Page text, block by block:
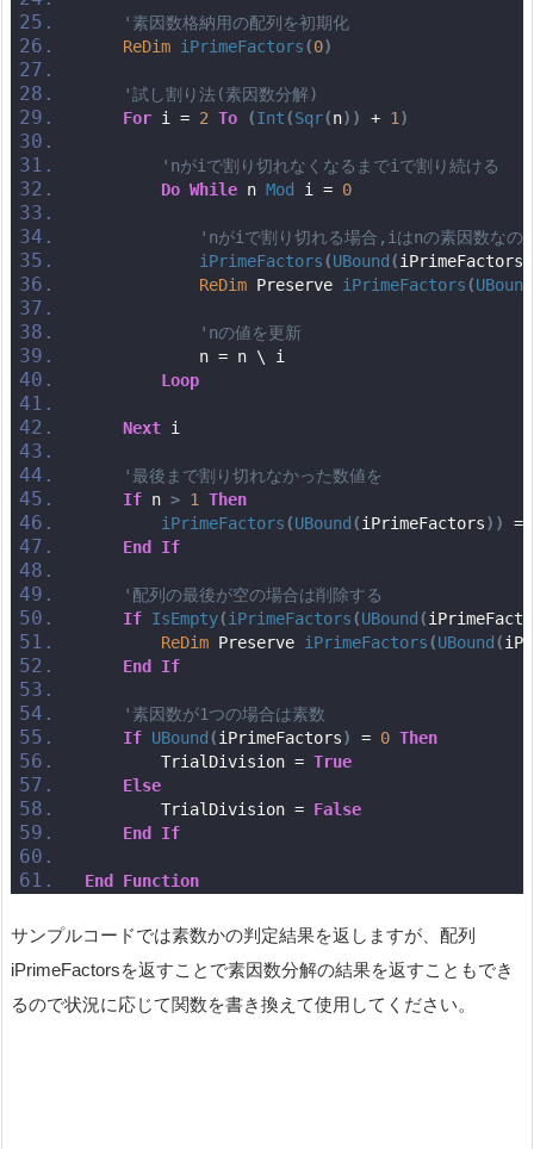
'素因数格納用の配列を初期化
ReDim iPrimeFactors(0)
'試し割り法(素因数分解)
For i = 2 To (Int(Sqr(n)) + 1 )
'nがiで割り切れなくなるまでiで割り続ける
Do While n Mod i = 0
'nがiで割り切れる場合,iはnの素因数なの
iPrimeFactors(UBound (iPrimeFactors
ReDim Preserve iPrimeFactors(UBound
'nの値を更新
            n = n \ i
Loop
Next i
'最後まで割り切れなかった数値を
If n > 1
Then
iPrimeFactors(UBound (iPrimeFactors))
=
End
If
'配列の最後が空の場合は削除する
If IsEmpty(iPrimeFactors(UBound (
ReDim Preserve iPrimeFactors(UBound (
End
If
'素因数が1つの場合は素数
If UBound (iPrimeFactors) = 0 Then
        TrialDivision =
True
Else
        TrialDivision =
False
End
If
End Function
サンプルコードでは素数かの判定結果を返しますが、配列
iPrimeFactorsを返すことで素因数分解の結果を返すこともでき
るので状況に応じて関数を書き換えて使用してください。